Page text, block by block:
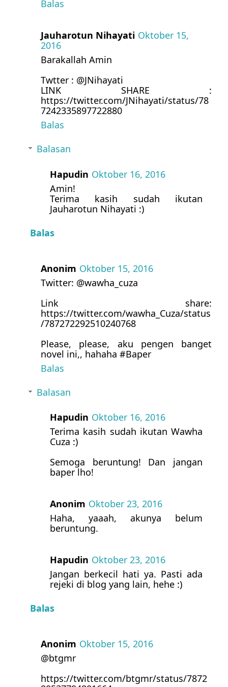
Balas
Jauharotun Nihayati Oktober 15,
2016
Barakallah Amin
Twtter : @JNihayati
LINK SHARE :
https://twitter.com/JNihayati/status/78
7242335897722880
Balas
Balasan
Hapudin Oktober 16, 2016
Amin!
Terima kasih sudah ikutan
Jauharotun Nihayati :)
Balas
Anonim Oktober 15, 2016
Twitter: @wawha_cuza
Link share:
https://twitter.com/wawha_Cuza/status
/787272292510240768
Please, please, aku pengen banget
novel ini,, hahaha #Baper
Balas
Balasan
Hapudin Oktober 16, 2016
Terima kasih sudah ikutan Wawha
Cuza :)
Semoga beruntung! Dan jangan
baper lho!
Anonim Oktober 23, 2016
Haha, yaaah, akunya belum
beruntung.
Hapudin Oktober 23, 2016
Jangan berkecil hati ya. Pasti ada
rejeki di blog yang lain, hehe :)
Balas
Anonim Oktober 15, 2016
@btgmr
https://twitter.com/btgmr/status/7872